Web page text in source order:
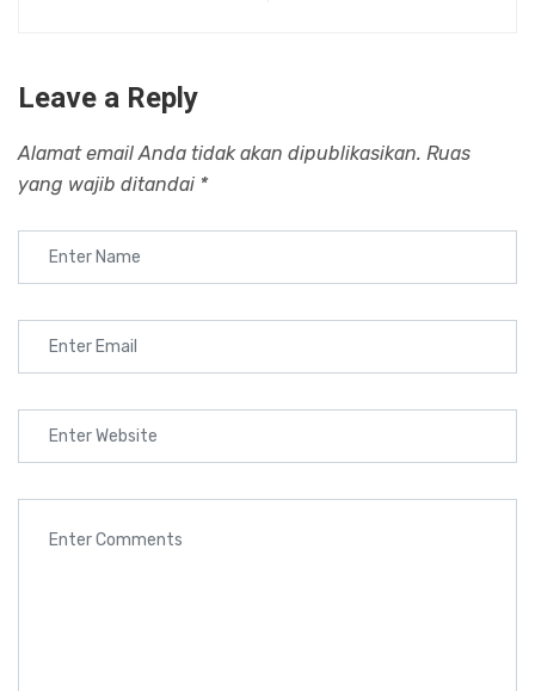
Leave a Reply
Alamat email Anda tidak akan dipublikasikan. Ruas
yang wajib ditandai *